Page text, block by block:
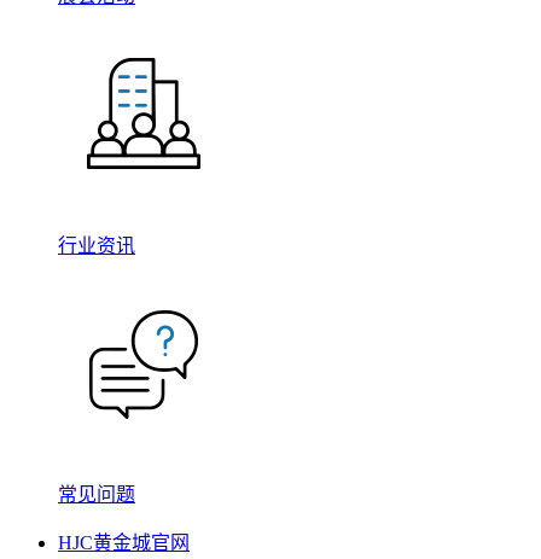
行业资讯
常见问题
HJC黄金城官网